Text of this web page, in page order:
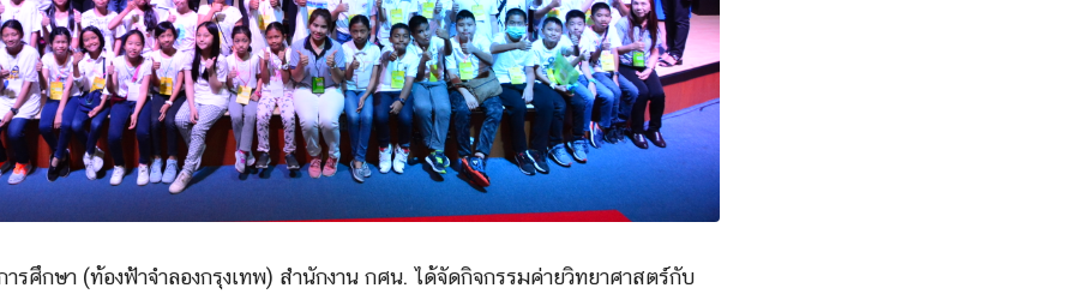
Search
ารศึกษา (ท้องฟ้าจำลองกรุงเทพ) สำนักงาน กศน. ได้จัดกิจกรรมค่ายวิทยาศาสตร์กับ